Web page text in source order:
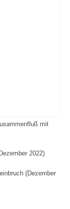
mit
2022)
(Dezember